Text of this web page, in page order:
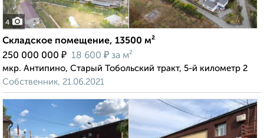
4
Складское помещение, 13500 м²
250 000 000 ₽ 18 600 ₽ за м²
мкр. Антипино, Старый Тобольский тракт, 5-й километр 2
Собственник, 21.06.2021